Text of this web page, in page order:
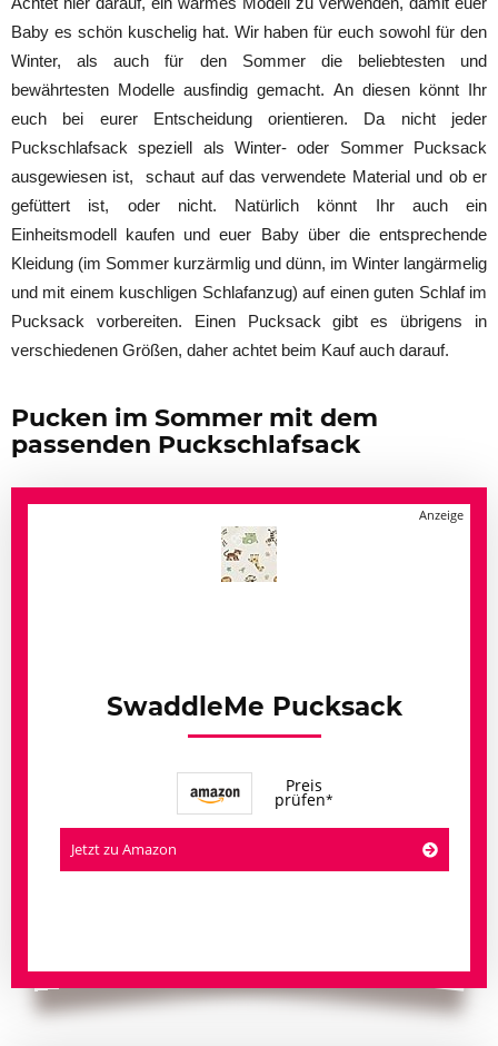
Baby es schön kuschelig hat. Wir haben für euch sowohl für den
Winter, als auch für den Sommer die beliebtesten und
bewährtesten Modelle ausfindig gemacht. An diesen könnt Ihr
euch bei eurer Entscheidung orientieren. Da nicht jeder
Puckschlafsack speziell als Winter- oder Sommer Pucksack
ausgewiesen ist, schaut auf das verwendete Material und ob er
gefüttert ist, oder nicht. Natürlich könnt Ihr auch ein
Einheitsmodell kaufen und euer Baby über die entsprechende
Kleidung (im Sommer kurzärmlig und dünn, im Winter langärmelig
und mit einem kuschligen Schlafanzug) auf einen guten Schlaf im
Pucksack vorbereiten. Einen Pucksack gibt es übrigens in
verschiedenen Größen, daher achtet beim Kauf auch darauf.
Pucken im Sommer mit dem
passenden Puckschlafsack
SwaddleMe Pucksack
Preis
prüfen
Jetzt zu Amazon